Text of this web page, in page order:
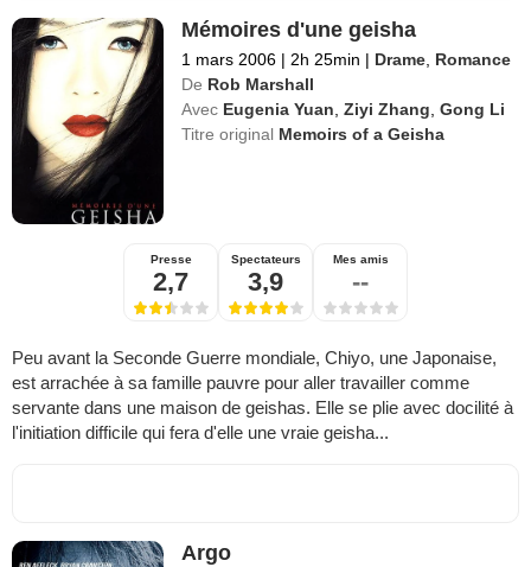
Mémoires d'une geisha
1 mars 2006 | 2h 25min | Drame, Romance
De Rob Marshall
Avec Eugenia Yuan,Ziyi Zhang,Gong Li
Titre original Memoirs of a Geisha
Presse
2,7
Spectateurs
3,9
Mes amis
--
Peu avant la Seconde Guerre mondiale, Chiyo, une Japonaise,
est arrachée à sa famille pauvre pour aller travailler comme
servante dans une maison de geishas. Elle se plie avec docilité à
l'initiation difficile qui fera d'elle une vraie geisha...
Argo